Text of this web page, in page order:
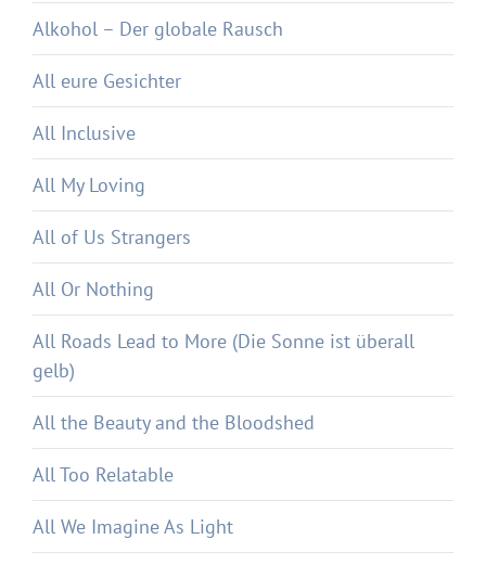
Alkohol – Der globale Rausch
All eure Gesichter
All Inclusive
All My Loving
All of Us Strangers
All Or Nothing
All Roads Lead to More (Die Sonne ist überall
gelb)
All the Beauty and the Bloodshed
All Too Relatable
All We Imagine As Light